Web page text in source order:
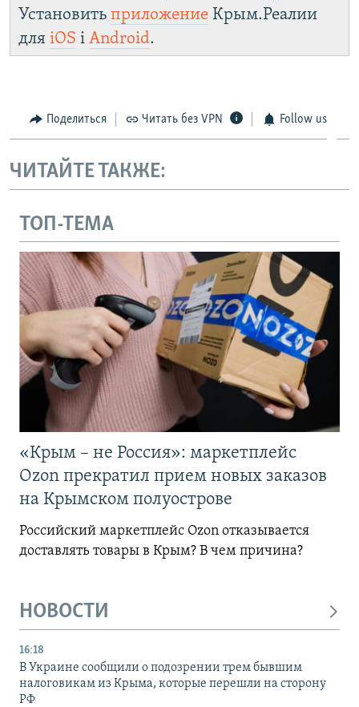
Установить приложение Крым.Реалии
для iOS і Android.
Поделиться Читать без VPN Follow us
ЧИТАЙТЕ ТАКЖЕ:
ТОП-ТЕМА
«Крым – не Россия»: маркетплейс
Ozon прекратил прием новых заказов
на Крымском полуострове
Российский маркетплейс Ozon отказывается
доставлять товары в Крым? В чем причина?
НОВОСТИ
16:18
В Украине сообщили о подозрении трем бывшим
налоговикам из Крыма, которые перешли на сторону
РФ